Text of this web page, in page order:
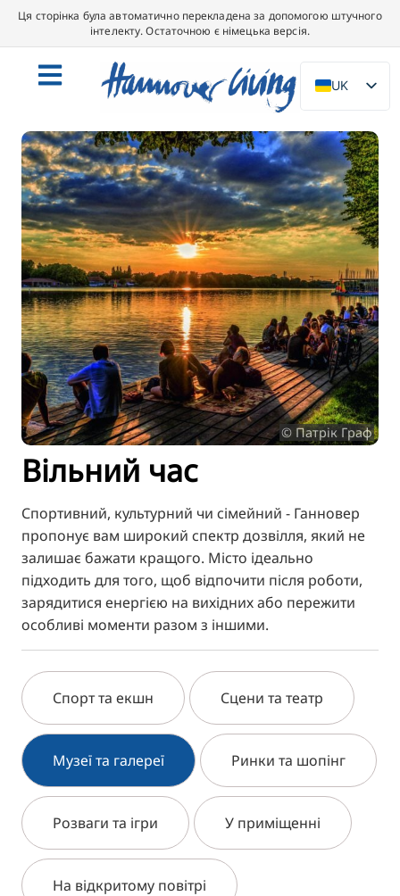
Ця сторінка була автоматично перекладена за допомогою штучного
інтелекту. Остаточною є німецька версія.
UK
DE
EN
NL
PL
ES
IT
DA
SV
FR
PT
TR
RU
KO
BG
© Патрік Граф
Вільний час
Спортивний, культурний чи сімейний - Ганновер
пропонує вам широкий спектр дозвілля, який не
залишає бажати кращого. Місто ідеально
підходить для того, щоб відпочити після роботи,
зарядитися енергією на вихідних або пережити
особливі моменти разом з іншими.
Спорт та екшн Сцени та театр
Музеї та галереї Ринки та шопінг
Розваги та ігри У приміщенні
На відкритому повітрі